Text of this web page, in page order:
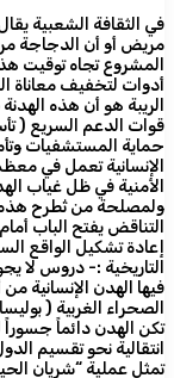
في الثقافة الشعبية
مريض أو أن الدجاجة
المشروع تجاه توقيت
أدوات لتخفيف معاناة
الريبة هو أن هذه
قوات الدعم السريع (
حماية المستشفيات
الإنسانية تعمل في
الأمنية في ظل غياب
ولمصلحة من تُطرح هذه
التناقض يفتح الباب
إعادة تشكيل الواقع
التاريخية :- دروس لا
فيها الهدن الإنسانية
الصحراء الغربية (
تكن الهدن دائماً
انتقالية نحو تقسيم